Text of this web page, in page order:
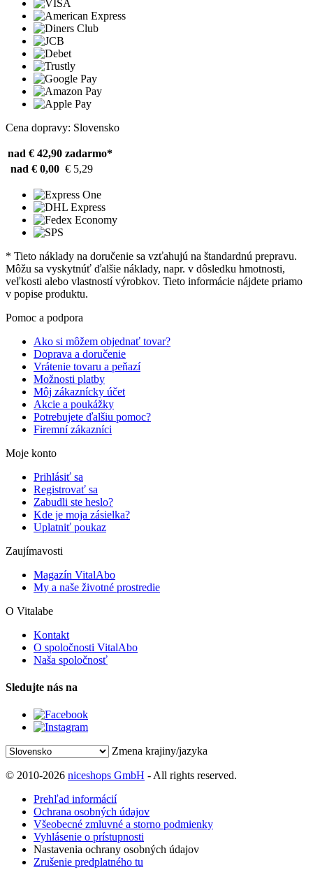
Cena dopravy: Slovensko
nad € 42,90 zadarmo*
nad € 0,00 € 5,29
* Tieto náklady na doručenie sa vzťahujú na štandardnú prepravu.
Môžu sa vyskytnúť ďalšie náklady, napr. v dôsledku hmotnosti,
veľkosti alebo vlastností výrobkov. Tieto informácie nájdete priamo
v popise produktu.
Pomoc a podpora
Ako si môžem objednať tovar?
Doprava a doručenie
Vrátenie tovaru a peňazí
Možnosti platby
Môj zákaznícky účet
Akcie a poukážky
Potrebujete ďalšiu pomoc?
Firemní zákazníci
Moje konto
Prihlásiť sa
Registrovať sa
Zabudli ste heslo?
Kde je moja zásielka?
Uplatniť poukaz
Zaujímavosti
Magazín VitalAbo
My a naše životné prostredie
O Vitalabe
Kontakt
O spoločnosti VitalAbo
Naša spoločnosť
Sledujte nás na
Zmena krajiny/jazyka
© 2010-2026 niceshops GmbH - All rights reserved.
Prehľad informácií
Ochrana osobných údajov
Všeobecné zmluvné a storno podmienky
Vyhlásenie o prístupnosti
Nastavenia ochrany osobných údajov
Zrušenie predplatného tu